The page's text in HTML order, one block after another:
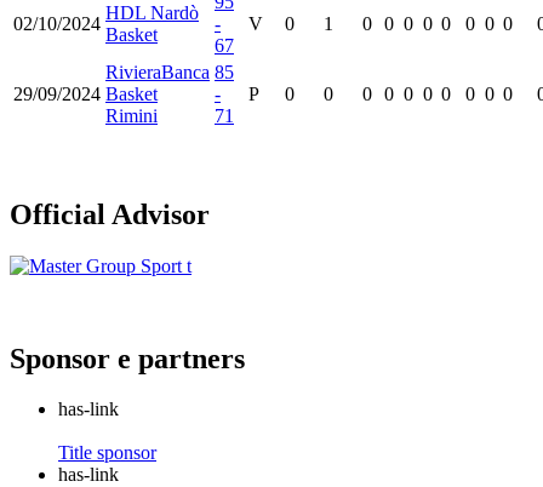
02/10/2024
HDL Nardò
Basket
-
67
V 0 1 0 0 0 0 0 0 0 0
29/09/2024
RivieraBanca
Basket
Rimini
85
-
71
P 0 0 0 0 0 0 0 0 0 0
Official Advisor
Sponsor e partners
has-link
Title sponsor
has-link